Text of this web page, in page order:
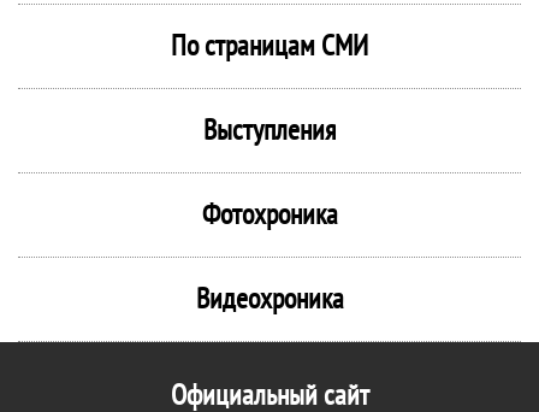
По страницам СМИ
Выступления
Фотохроника
Видеохроника
Официальный сайт